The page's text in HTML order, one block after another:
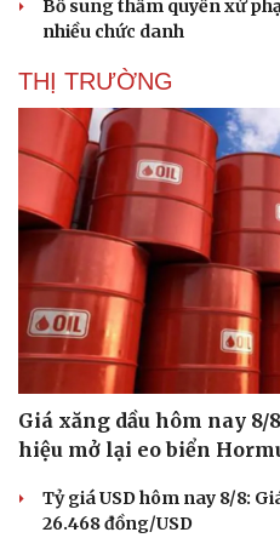
Bổ sung thẩm quyền xử
nhiều chức danh
THỊ TRƯỜNG
Giá xăng dầu hôm nay 8/
hiệu mở lại eo biển
Tỷ giá USD hôm nay 8/8:
26.468 đồng/USD